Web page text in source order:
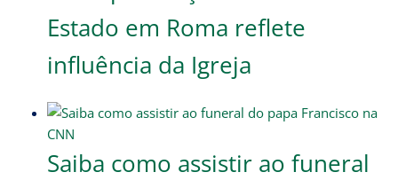
Estado em Roma reflete
influência da Igreja
Saiba como assistir ao funeral